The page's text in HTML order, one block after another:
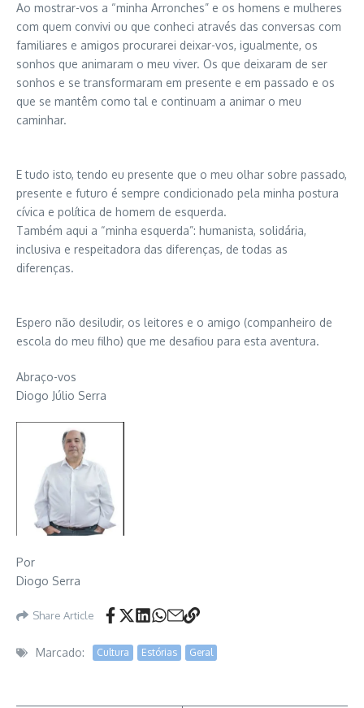
Ao mostrar-vos a “minha Arronches” e os homens e mulheres
com quem convivi ou que conheci através das conversas com
familiares e amigos procurarei deixar-vos, igualmente, os
sonhos que animaram o meu viver. Os que deixaram de ser
sonhos e se transformaram em presente e em passado e os
que se mantêm como tal e continuam a animar o meu
caminhar.
E tudo isto, tendo eu presente que o meu olhar sobre passado,
presente e futuro é sempre condicionado pela minha postura
cívica e política de homem de esquerda.
Também aqui a “minha esquerda”: humanista, solidária,
inclusiva e respeitadora das diferenças, de todas as
diferenças.
Espero não desiludir, os leitores e o amigo (companheiro de
escola do meu filho) que me desafiou para esta aventura.
Abraço-vos
Diogo Júlio Serra
Por
Diogo Serra
Share Article
Marcado: Cultura Estórias Geral